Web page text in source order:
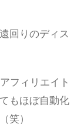
回りのディス
フィリエイト
もほぼ自動化
笑）